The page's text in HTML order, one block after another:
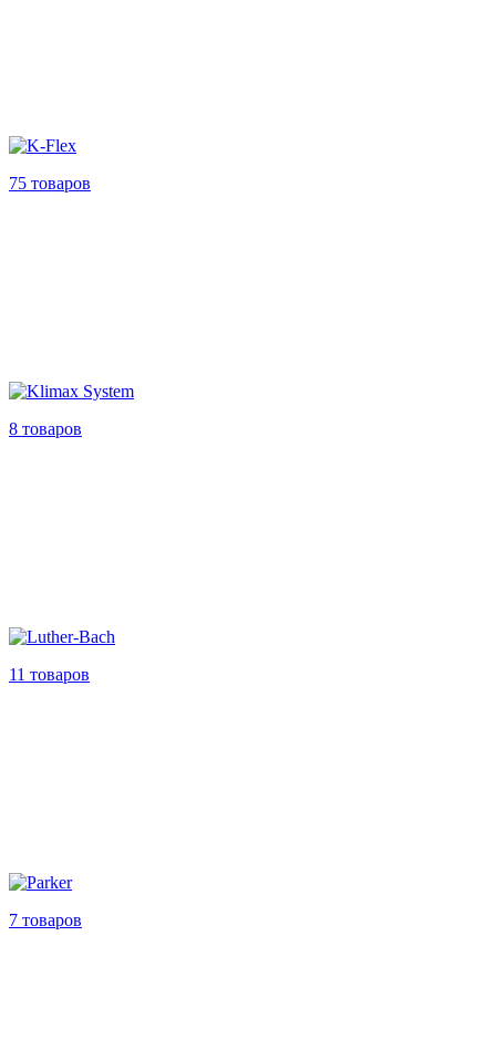
75 товаров
8 товаров
11 товаров
7 товаров